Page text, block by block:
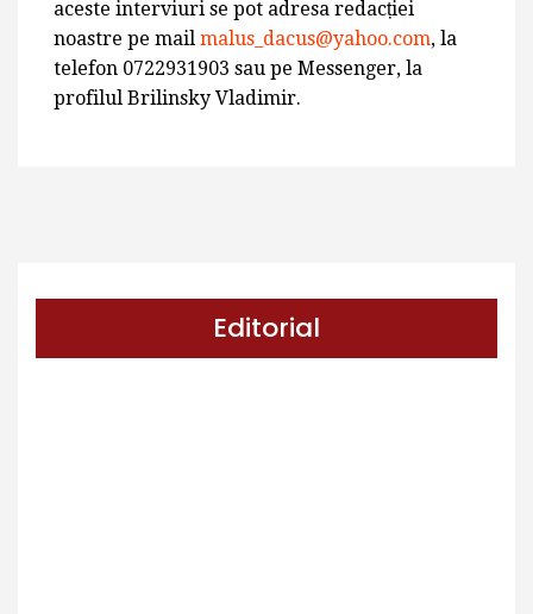
aceste interviuri se pot adresa redacției
noastre pe mail malus_dacus@yahoo.com, la
telefon 0722931903 sau pe Messenger, la
profilul Brilinsky Vladimir.
Editorial